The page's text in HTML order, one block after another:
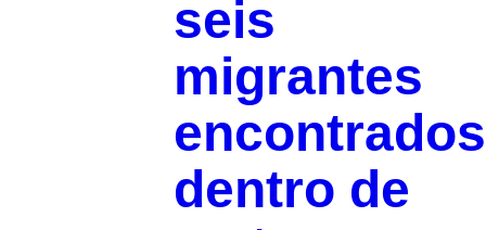
seis
migrantes
encontrados
dentro de